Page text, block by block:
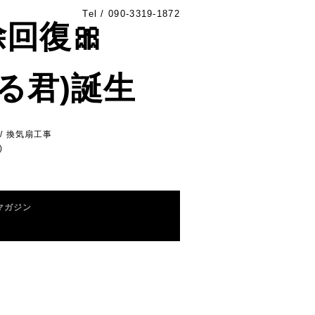
Tel /090-3319-1872
復🎀
君)誕生
換気扇工事
ガジン